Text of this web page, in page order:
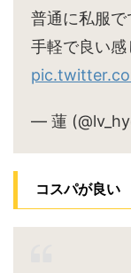
普通に私服
手軽で良い
— 蓮
コスパが良い